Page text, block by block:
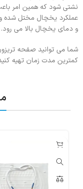
نشتی شود که همین امر
عملکرد یخچال مختل شده و
و دمای یخچال بالا می رود.
شما می توانید صفحه
کمترین مدت زمان تهیه